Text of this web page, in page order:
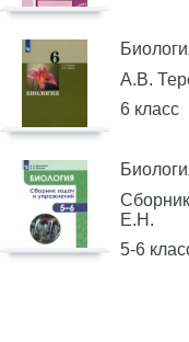
А.В.
6 класс
Е.Н.
5-6